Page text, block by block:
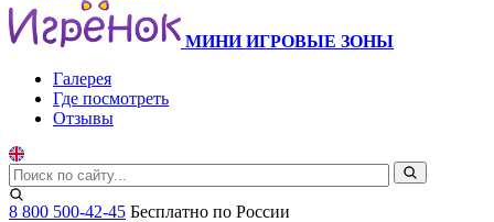
МИНИ ИГРОВЫЕ ЗОНЫ
Галерея
Где посмотреть
Отзывы
8 800 500-42-45 Бесплатно по России